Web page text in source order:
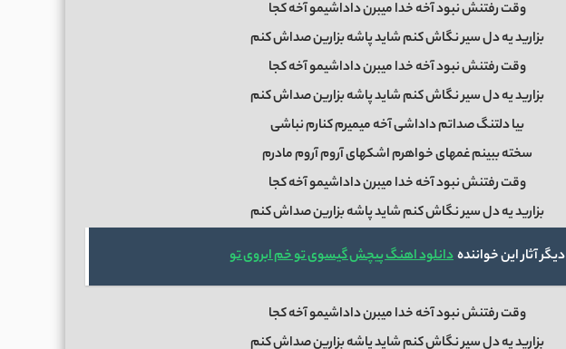
وقت رفتنش نبود آخه خدا میبرن داداشیمو آخه کجا
بزارید یه دل سیر نگاش کنم شاید پاشه بزارین صداش کنم
وقت رفتنش نبود آخه خدا میبرن داداشیمو آخه کجا
بزارید یه دل سیر نگاش کنم شاید پاشه بزارین صداش کنم
بیا دلتنگ صداتم داداشی آخه میمیرم کنارم نباشی
سخته ببینم غمهای خواهرم اشکهای آروم آروم مادرم
وقت رفتنش نبود آخه خدا میبرن داداشیمو آخه کجا
بزارید یه دل سیر نگاش کنم شاید پاشه بزارین صداش کنم
دیگر آثار این خوانندهدانلود اهنگ پیچش گیسوی تو خم ابروی تو
وقت رفتنش نبود آخه خدا میبرن داداشیمو آخه کجا
بزارید یه دل سیر نگاش کنم شاید پاشه بزارین صداش کنم